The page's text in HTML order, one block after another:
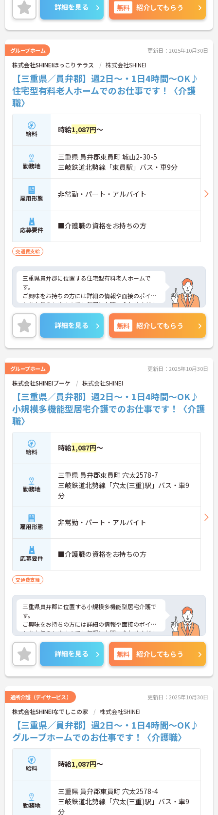
詳細を見る 無料 紹介してもらう
グループホーム 更新日：2025年10月30日
株式会社SHINEIほっこりテラス 株式会社SHINEI
【三重県／員弁郡】週2日～・1日4時間～OK♪
住宅型有料老人ホームでのお仕事です！〈介護
職〉
給料 時給1,087円～
勤務地
三重県 員弁郡東員町 城山2-30-5
三岐鉄道北勢線「東員駅」バス・車9分
雇用形態 非常勤・パート・アルバイト
応募要件 ■介護職の資格をお持ちの方
交通費支給
三重県員弁郡に位置する住宅型有料老人ホームで
す。
ご興味をお持ちの方には詳細の情報や面接のポイン
トをお伝えしますのでお気軽にお問い合わせくださ
いませ。
詳細を見る 無料 紹介してもらう
グループホーム 更新日：2025年10月30日
株式会社SHINEIブーケ 株式会社SHINEI
【三重県／員弁郡】週2日～・1日4時間～OK♪
小規模多機能型居宅介護でのお仕事です！〈介護
職〉
給料 時給1,087円～
勤務地
三重県 員弁郡東員町 穴太2578-7
三岐鉄道北勢線「穴太(三重)駅」バス・車9
分
雇用形態 非常勤・パート・アルバイト
応募要件 ■介護職の資格をお持ちの方
交通費支給
三重県員弁郡に位置する小規模多機能型居宅介護で
す。
ご興味をお持ちの方には詳細の情報や面接のポイン
トをお伝えしますのでお気軽にお問い合わせくださ
いませ。
詳細を見る 無料 紹介してもらう
通所介護（デイサービス） 更新日：2025年10月30日
株式会社SHINEIなでしこの家 株式会社SHINEI
【三重県／員弁郡】週2日～・1日4時間～OK♪
グループホームでのお仕事です！〈介護職〉
給料 時給1,087円～
勤務地
三重県 員弁郡東員町 穴太2578-4
三岐鉄道北勢線「穴太(三重)駅」バス・車9
分